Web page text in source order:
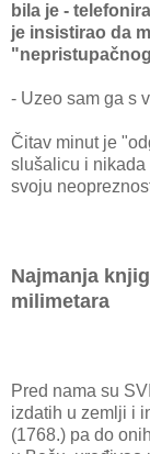
bila je -
je insistirao da
- Uzeo sam ga s
Čitav minut je
slušalicu i nikada
svoju
Najmanja
milimetara
Pred nama su
izdatih u zemlji i
(1768.) pa do